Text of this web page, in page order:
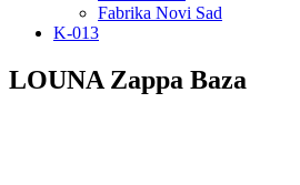
Fabrika Novi Sad
K-013
LOUNA Zappa Baza